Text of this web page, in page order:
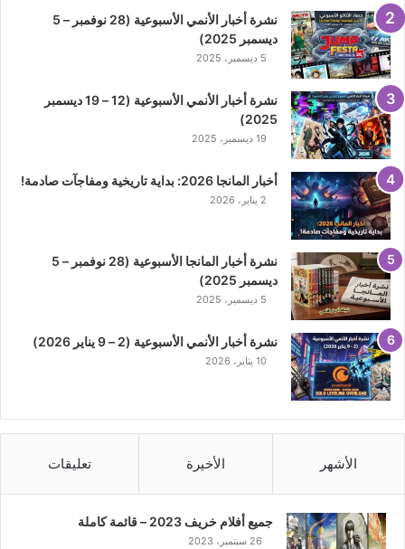
نشرة أخبار الأنمي الأسبوعية (28 نوفمبر – 5
ديسمبر 2025)
5 ديسمبر، 2025
نشرة أخبار الأنمي الأسبوعية (12 – 19 ديسمبر
2025)
19 ديسمبر، 2025
أخبار المانجا 2026: بداية تاريخية ومفاجآت صادمة!
2 يناير، 2026
نشرة أخبار المانجا الأسبوعية (28 نوفمبر – 5
ديسمبر 2025)
5 ديسمبر، 2025
نشرة أخبار الأنمي الأسبوعية (2 – 9 يناير 2026)
10 يناير، 2026
الأشهر الأخيرة تعليقات
جميع أفلام خريف 2023 – قائمة كاملة
26 سبتمبر، 2023